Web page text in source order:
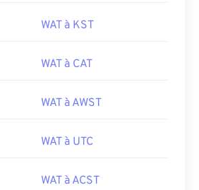
WAT à KST
WAT à CAT
WAT à AWST
WAT à UTC
WAT à ACST